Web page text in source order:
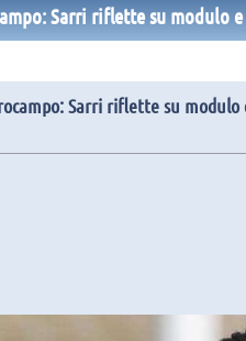
Sarri riflette su modulo
Sarri riflette su